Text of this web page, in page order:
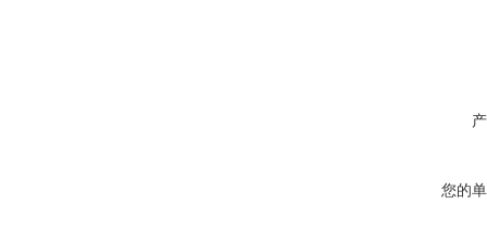
您的